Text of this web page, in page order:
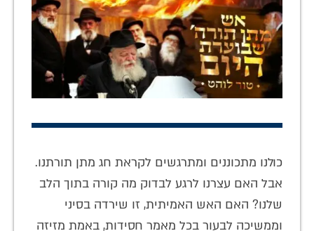
כולנו מתכוננים ומתרגשים לקראת חג מתן תורתנו.
אבל האם עצרנו לרגע לבדוק מה קורה בתוך הלב
שלנו? האם האש האמיתית, זו שירדה בסיני
וממשיכה לבעור בכל מאמר חסידות, באמת מזיזה